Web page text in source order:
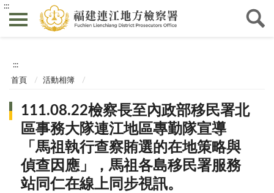
:::
:::
首頁 活動相簿
111.08.22檢察長至內政部移民署北
區事務大隊連江地區專勤隊宣導
「馬祖執行查察賄選的在地策略與
偵查因應」，馬祖各島移民署服務
站同仁在線上同步視訊。